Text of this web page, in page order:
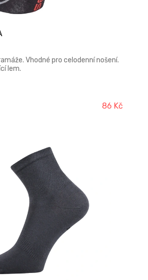
Vhodné pro celodenní nošení.
lem.
86 Kč